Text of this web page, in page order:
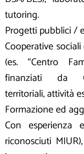
tutoring.
Progetti pubblici /
Cooperative
(es. “Centro
finanziati da
territoriali, attività
Formazione ed
Con esperienza
riconosciuti